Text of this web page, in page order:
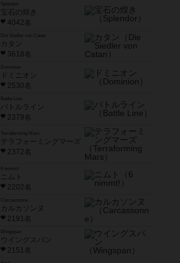
宝石の煌き
4042名
Die Siedler von Catan
カタン
3618名
ドミニオン
2530名
Battle Line
バトルライン
2379名
Terraforming Mars
テラフォーミングマーズ
2372名
ニムト
2202名
Carcassonne
カルカソンヌ
2191名
Wingspan
ウイングスパン
2151名